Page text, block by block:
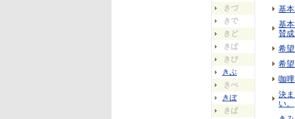
きづ
きで
きど
きば
きび
きぶ
きべ
きぼ
きぱ
基
基
賛成
希望
希望
咖哩
決
い。